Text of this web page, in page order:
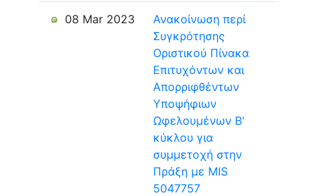
08 Mar 2023
Ανακοίνωση περί
Συγκρότησης
Οριστικού Πίνακα
Επιτυχόντων και
Απορριφθέντων
Υποψήφιων
Ωφελουμένων Β'
κύκλου για
συμμετοχή στην
Πράξη με MIS
5047757